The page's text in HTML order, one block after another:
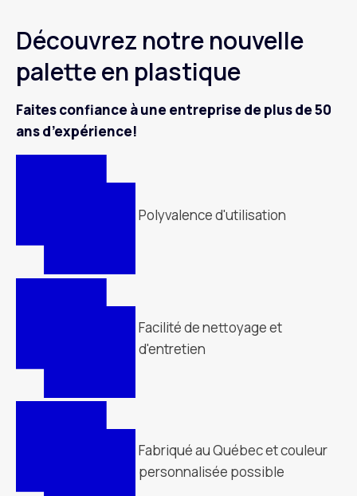
Découvrez notre nouvelle
palette en plastique
Faites confiance à une entreprise de plus de 50
ans d’expérience!
Polyvalence d'utilisation
Facilité de nettoyage et
d'entretien
Fabriqué au Québec et couleur
personnalisée possible